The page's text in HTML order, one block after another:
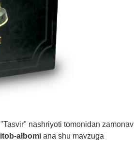
nashriyoti tomonidan
albomi ana shu mavzuga